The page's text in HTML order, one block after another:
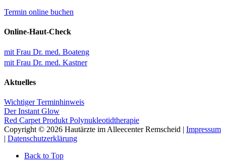
Termin online buchen
Online-Haut-Check
mit Frau Dr. med. Boateng
mit Frau Dr. med. Kastner
Aktuelles
Wichtiger Terminhinweis
Der Instant Glow
Red Carpet Produkt Polynukleotidtherapie
Copyright © 2026 Hautärzte im Alleecenter Remscheid | Impressum
| Datenschutzerklärung
Back to Top